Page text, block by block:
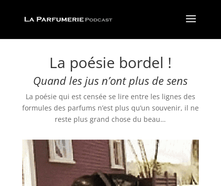
La poésie bordel !
Quand les jus n’ont plus de sens
La poésie qui est censée se lire entre les lignes des
formules des parfums n’est plus qu’un souvenir, il ne
reste plus grand chose du beau…